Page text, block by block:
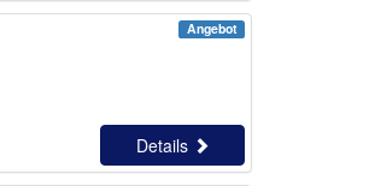
Angebot
Details